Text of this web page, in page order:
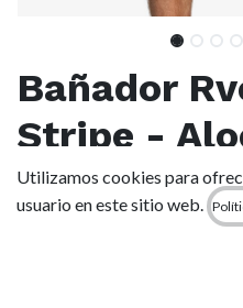
Bañador
Stripe -
(0 reseña)
Características
Tejido: tejido elástico en 4
Utilizamos cookies para
usuario en este sitio web.